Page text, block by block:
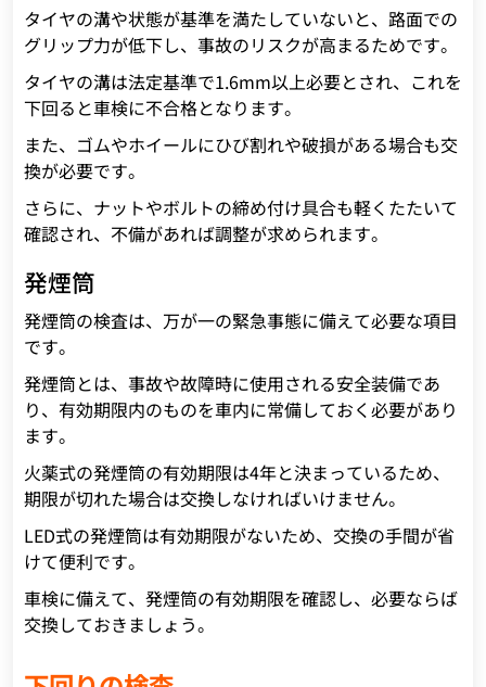
タイヤの溝や状態が基準を満たしていないと、路面での
グリップ力が低下し、事故のリスクが高まるためです。
タイヤの溝は法定基準で1.6mm以上必要とされ、これを
下回ると車検に不合格となります。
また、ゴムやホイールにひび割れや破損がある場合も交
換が必要です。
さらに、ナットやボルトの締め付け具合も軽くたたいて
確認され、不備があれば調整が求められます。
発煙筒
発煙筒の検査は、万が一の緊急事態に備えて必要な項目
です。
発煙筒とは、事故や故障時に使用される安全装備であ
り、有効期限内のものを車内に常備しておく必要があり
ます。
火薬式の発煙筒の有効期限は4年と決まっているため、
期限が切れた場合は交換しなければいけません。
LED式の発煙筒は有効期限がないため、交換の手間が省
けて便利です。
車検に備えて、発煙筒の有効期限を確認し、必要ならば
交換しておきましょう。